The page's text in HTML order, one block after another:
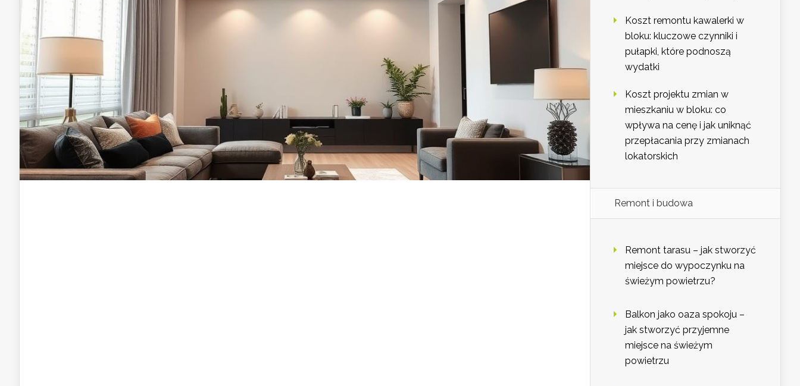
Koszt remontu kawalerki w
bloku: kluczowe czynniki i
pułapki, które podnoszą
wydatki
Koszt projektu zmian w
mieszkaniu w bloku: co
wpływa na cenę i jak uniknąć
przepłacania przy zmianach
lokatorskich
Remont i budowa
Remont tarasu – jak stworzyć
miejsce do wypoczynku na
świeżym powietrzu?
Balkon jako oaza spokoju –
jak stworzyć przyjemne
miejsce na świeżym
powietrzu